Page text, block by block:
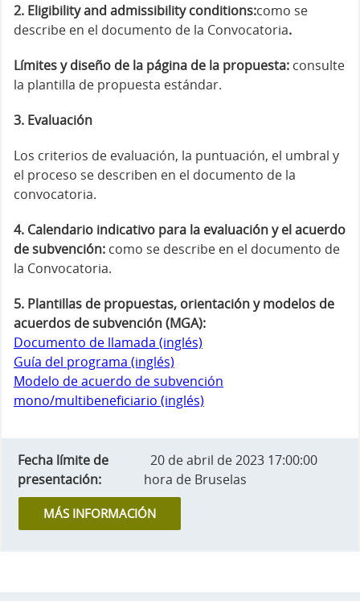
2. Eligibility and admissibility conditions:como se
describe en el documento de la Convocatoria.
Límites y diseño de la página de la propuesta: consulte
la plantilla de propuesta estándar.
3. Evaluación
Los criterios de evaluación, la puntuación, el umbral y
el proceso se describen en el documento de la
convocatoria.
4. Calendario indicativo para la evaluación y el acuerdo
de subvención: como se describe en el documento de
la Convocatoria.
5. Plantillas de propuestas, orientación y modelos de
acuerdos de subvención (MGA):
Documento de llamada (inglés)
Guía del programa (inglés)
Modelo de acuerdo de subvención
mono/multibeneficiario (inglés)
Fecha límite de
presentación:
20 de abril de 2023 17:00:00
hora de Bruselas
MÁS INFORMACIÓN